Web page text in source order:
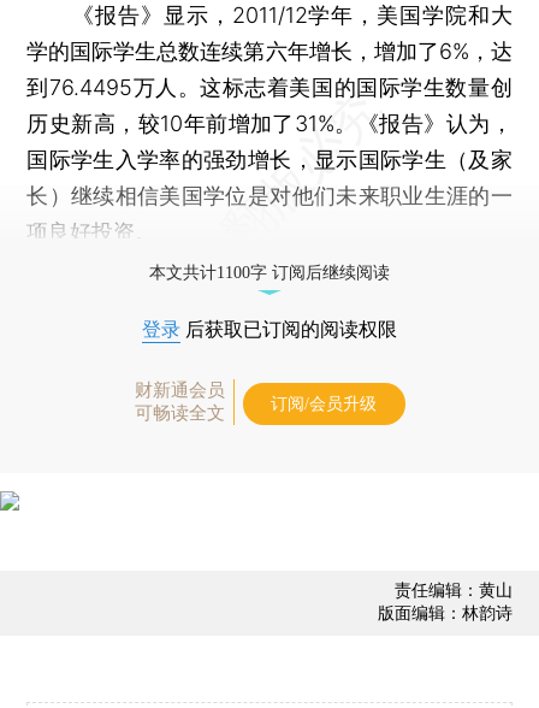
《报告》显示，2011/12学年，美国学院和大
学的国际学生总数连续第六年增长，增加了6%，达
到76.4495万人。这标志着美国的国际学生数量创
历史新高，较10年前增加了31%。《报告》认为，
国际学生入学率的强劲增长，显示国际学生（及家
长）继续相信美国学位是对他们未来职业生涯的一
项良好投资。
本文共计1100字 订阅后继续阅读
登录 后获取已订阅的阅读权限
财新通会员
可畅读全文
订阅/会员升级
责任编辑：黄山
版面编辑：林韵诗